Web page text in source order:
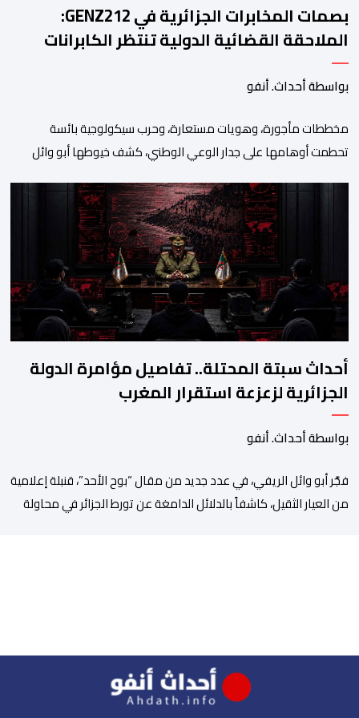
بصمات المخابرات الجزائرية في GENZ212:
الملاحقة القضائية الدولية تنتظر الكابرانات
بواسطة أحداث. أنفو
مخططات مأجورة، وهويات مستعارة، وحرب سيكولوجية بائسة
تحطمت أوهامها على جدار الوعي الوطني، كشف خيوطها أبو وائل
الأجهزة الأمنية المغربية لأحدث محاولات المخابرات العسكرية الجزائرية
استهداف امن المملكة واستقرارها. أكد أبو وائل الريفي أنه: “بعد
إجهاض مخططات الجارة التي تحركت سريعا عبر عملائها […]
أحداث سبتة المحتلة.. تفاصيل مؤامرة الدولة
الجزائرية لزعزعة استقرار المغرب
بواسطة أحداث. أنفو
فجَّر أبو وائل الريفي، في عدد جديد من مقال “بوح الأحد”، قنبلة إعلامية
من العيار الثقيل، كاشفاً بالدلائل الدامغة عن تورط الجزائر في محاولة